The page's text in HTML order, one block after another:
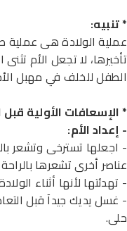
*تنبيه:
عملية الولادة هى عملية
تأخيرها، لا تجعل الأم
الطفل للخلف في مهبل
*الإسعافات الأولية قبل
- إعداد الأم:
- اجعلها تسترخى وتشعر
عناصر أخرى تشعرها
- تهدئتها لأنها أثناء
- غسل يديك جيدآ قبل
حلى.